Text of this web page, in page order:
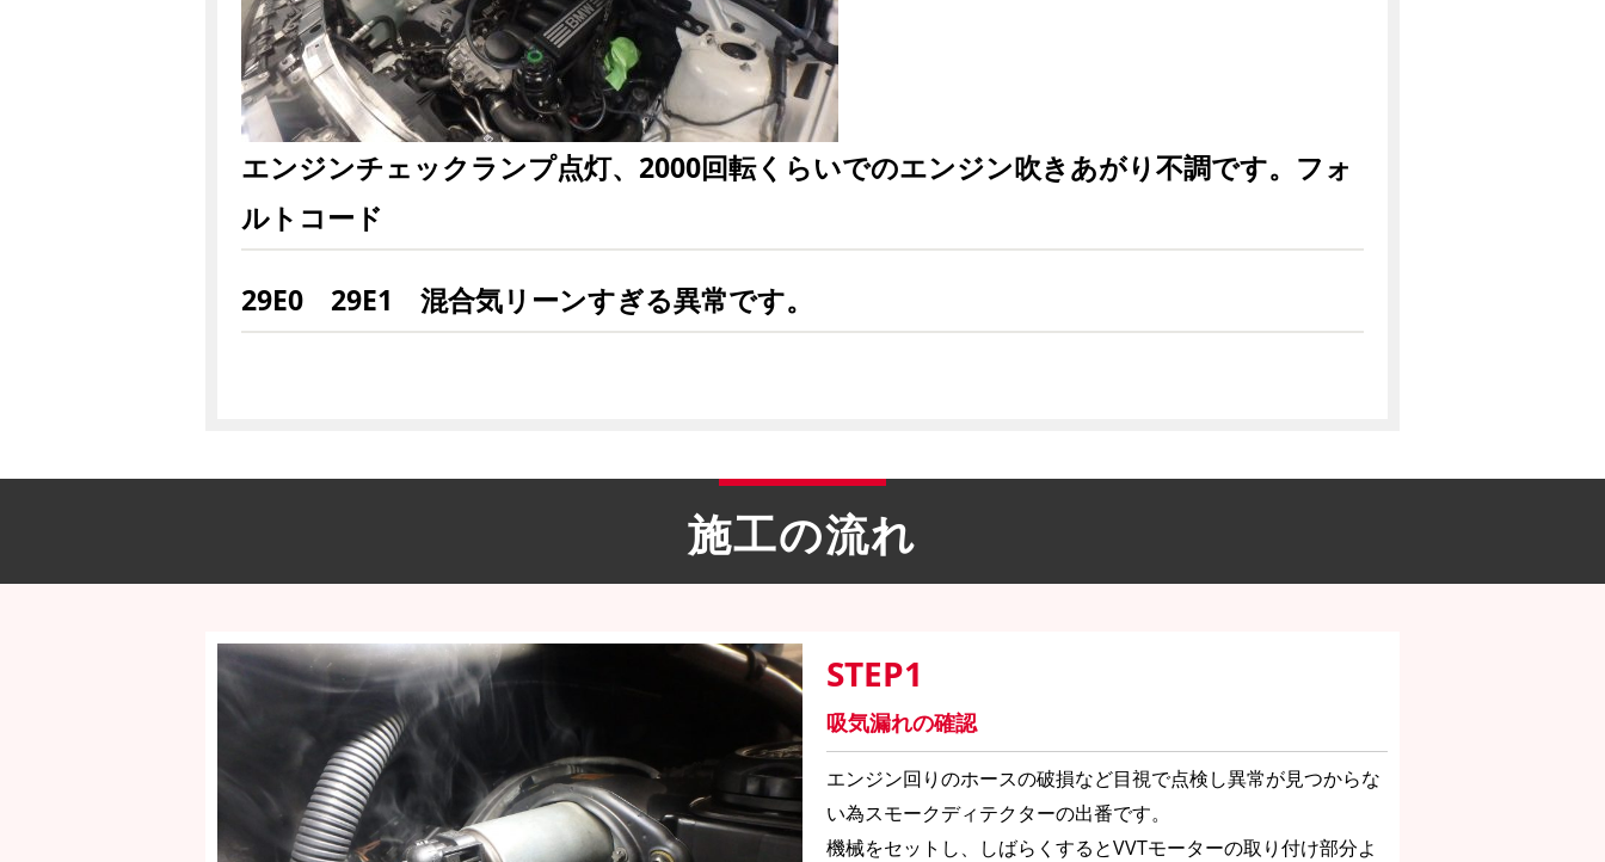
エンジンチェックランプ点灯、2000回転くらいでのエンジン吹きあがり不調です。フォ
ルトコード
29E0 29E1 混合気リーンすぎる異常です。
施工の流れ
STEP1
吸気漏れの確認
エンジン回りのホースの破損など目視で点検し異常が見つからな
い為スモークディテクターの出番です。
機械をセットし、しばらくするとVVTモーターの取り付け部分よ